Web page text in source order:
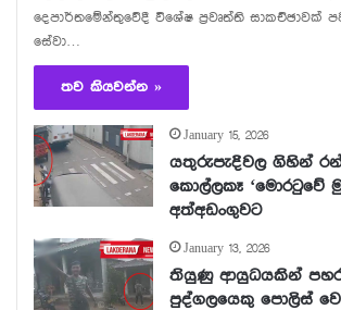
දෙපාර්තමේන්තුවේදී විශේෂ ප්‍රවෘත්ති සාකච්ඡාවක්
සේවා…
තව කියවන්න »
January 15, 2026
යතුරුපැදිවල ගිහින්
කොල්ලකෑ ‘මොරටුවේ
අත්අඩංගුවට
January 13, 2026
තියුණු ආයුධයකින්
පුද්ගලයෙකු පොලිස්